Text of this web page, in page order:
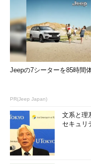
黒や緑もあった？
Windowsのブルー
Microsoft Edgeバ
（UA）文字列の変
Linux用Windows
ポートの変化をおさ
Microsoftにフィ
能になった非推奨
再び、Windows 10
を暴く
華々しくデビュー
Jeepの7シーターを85時間
PR(Jeep Japan)
文系と理
セキュリ